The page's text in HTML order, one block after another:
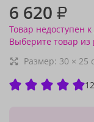
6 620 ₽
Товар недоступен к
Выберите товар из
Размер: 30 × 25